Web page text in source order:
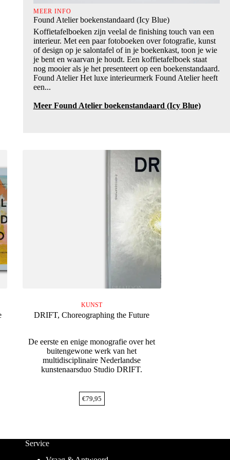
MEER INFO
Found Atelier boekenstandaard (Icy Blue)
Koffietafelboeken zijn veelal de finishing touch van een
interieur. Met een paar fotoboeken over fotografie, kunst
of design op je salontafel of in je boekenkast, toon je wie
je bent en waarvan je houdt. Een koffietafelboek staat
nog mooier als je het presenteert op een boekenstandaard.
Found Atelier Het luxe interieurmerk Found Atelier heeft
een...
Meer Found Atelier boekenstandaard (Icy Blue)
KUNST
DRIFT, Choreographing the Future
De eerste en enige monografie over het
buitengewone werk van het
multidisciplinaire Nederlandse
kunstenaarsduo Studio DRIFT.
€79,95
Service